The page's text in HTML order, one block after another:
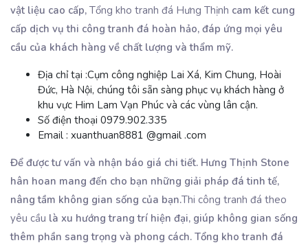
vật liệu cao cấp, Tổng kho tranh đá Hưng Thịnh cam kết cung
cấp dịch vụ thi công tranh đá hoàn hảo, đáp ứng mọi yêu
cầu của khách hàng về chất lượng và thẩm mỹ.
Địa chỉ tại :Cụm công nghiệp Lai Xá, Kim Chung, Hoài
Đức, Hà Nội, chúng tôi sẵn sàng phục vụ khách hàng ở
khu vực Him Lam Vạn Phúc và các vùng lân cận.
Số điện thoại 0979.902.335
Email : xuanthuan8881 @gmail .com
Để được tư vấn và nhận báo giá chi tiết. Hưng Thịnh Stone
hân hoan mang đến cho bạn những giải pháp đá tinh tế,
nâng tầm không gian sống của bạn.Thi công tranh đá theo
yêu cầu là xu hướng trang trí hiện đại, giúp không gian sống
thêm phần sang trọng và phong cách. Tổng kho tranh đá